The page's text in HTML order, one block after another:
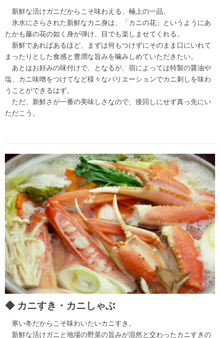
新鮮な活けガニだからこそ味わえる、極上の一品。
氷水にさらされた新鮮なカニ身は、「カニの花」というようにあ
たかも藤の花の如く身が弾け、目でも楽しませてくれる。
新鮮であればあるほど、まずは何もつけずにそのまま口にいれて
まったりとした食感と豊潤な旨みを噛みしめていただきたい。
あとはお好みの味付けで、となるが、宿によっては特製の醤油や
塩、カニ味噌をつけてなど様々なバリエーションでカニ刺しを味わ
うことができるはず。
ただ、新鮮さが一番の美味しさなので、後回しにせず真っ先にい
ただこう。
カニすき・カニしゃぶ
寒い冬だからこそ味わいたいカニすき。
新鮮な活けガニと地場の野菜の旨みが混然と交わったカニすきの